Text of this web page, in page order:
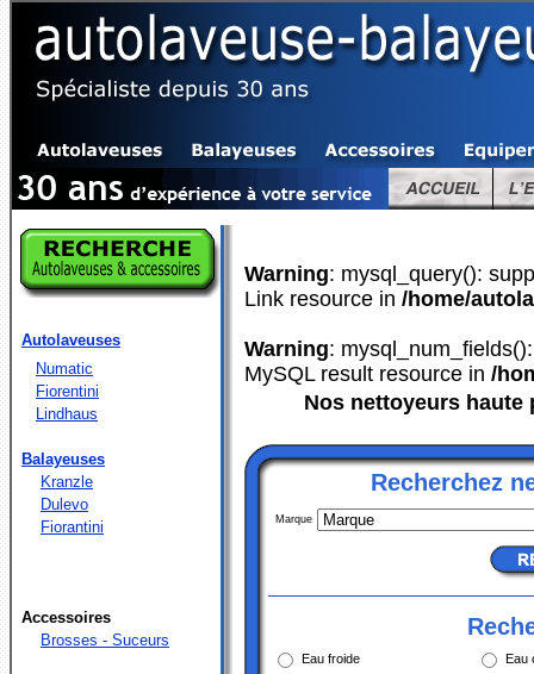
Autolaveuses
Numatic
Fiorentini
Lindhaus
Balayeuses
Kranzle
Dulevo
Fiorantini
Accessoires
Brosses - Suceurs
Warning: mysql_query():
Link resource in /home/
Warning:
MySQL result resource in /
Nos nettoyeurs haute
Recherchez
Marque
Eau froide
Eau